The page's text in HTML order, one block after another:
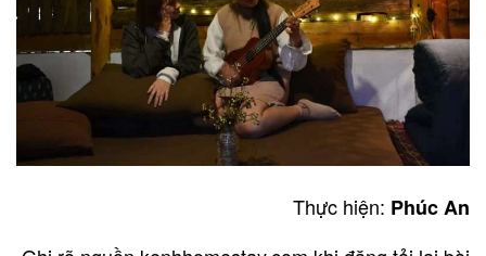
Thực hiện: Phúc An